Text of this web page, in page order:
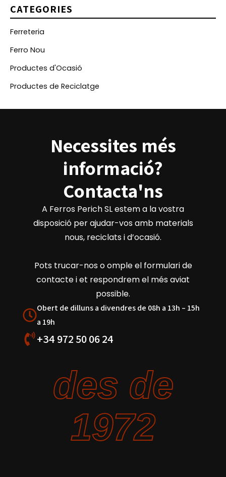
CATEGORIES
Ferreteria
Ferro Nou
Productes d'Ocasió
Productes de Reciclatge
Necessites més
informació?
Contacta'ns
A Ferros Perich SL estem a la vostra
disposició per ajudar-vos amb materials
nous, reciclats i d’ocasió.
Pots trucar-nos o omple el formulari de
contacte i et respondrem el més aviat
possible.
Obert de dilluns a divendres de 08h a 13h – 15h
a 19h
+34 972 50 06 24
des de
1972